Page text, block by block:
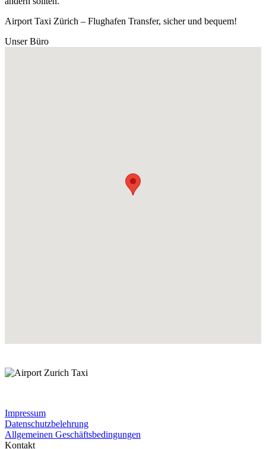
Airport Taxi Zürich – Flughafen Transfer, sicher und bequem!
Unser Büro
Impressum
Datenschutzbelehrung
Allgemeinen Geschäftsbedingungen
Kontakt